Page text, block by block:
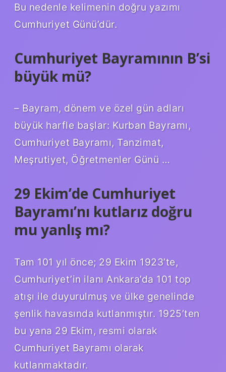
Bu nedenle kelimenin doğru yazımı
Cumhuriyet Günü’dür.
Cumhuriyet Bayramının B’si
büyük mü?
– Bayram, dönem ve özel gün adları
büyük harfle başlar: Kurban Bayramı,
Cumhuriyet Bayramı, Tanzimat,
Meşrutiyet, Öğretmenler Günü …
29 Ekim’de Cumhuriyet
Bayramı’nı kutlarız doğru
mu yanlış mı?
Tam 101 yıl önce; 29 Ekim 1923’te,
Cumhuriyet’in ilanı Ankara’da 101 top
atışı ile duyurulmuş ve ülke genelinde
şenlik havasında kutlanmıştır. 1925’ten
bu yana 29 Ekim, resmi olarak
Cumhuriyet Bayramı olarak
kutlanmaktadır.